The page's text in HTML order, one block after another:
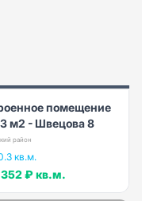
помещение
м2 - Швецова 8
район
кв.м.
₽ кв.м.